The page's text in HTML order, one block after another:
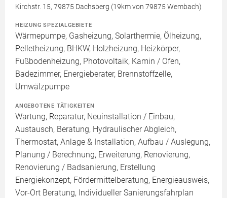
Kirchstr. 15, 79875 Dachsberg (19km von 79875 Wembach)
HEIZUNG SPEZIALGEBIETE
Wärmepumpe, Gasheizung, Solarthermie, Ölheizung,
Pelletheizung, BHKW, Holzheizung, Heizkörper,
Fußbodenheizung, Photovoltaik, Kamin / Ofen,
Badezimmer, Energieberater, Brennstoffzelle,
Umwälzpumpe
ANGEBOTENE TÄTIGKEITEN
Wartung, Reparatur, Neuinstallation / Einbau,
Austausch, Beratung, Hydraulischer Abgleich,
Thermostat, Anlage & Installation, Aufbau / Auslegung,
Planung / Berechnung, Erweiterung, Renovierung,
Renovierung / Badsanierung, Erstellung
Energiekonzept, Fördermittelberatung, Energieausweis,
Vor-Ort Beratung, Individueller Sanierungsfahrplan